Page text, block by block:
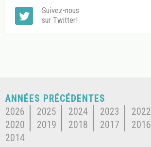
Suivez-nous
sur Twitter!
ANNÉES PRÉCÉDENTES
2026
2025 2024 2023 2022
2020
2019 2018 2017 2016
2014